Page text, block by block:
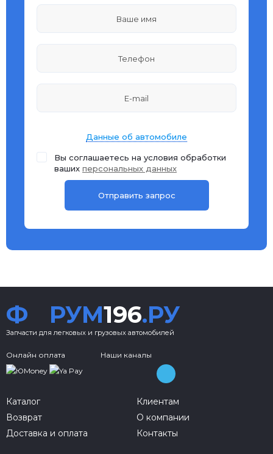
Данные об автомобиле
Вы соглашаетесь на условия обработки
ваших персональных данных
Ф РУМ196.РУ
Запчасти для легковых и грузовых автомобилей
Онлайн оплата Наши каналы
Каталог
Возврат
Доставка и оплата
Клиентам
О компании
Контакты